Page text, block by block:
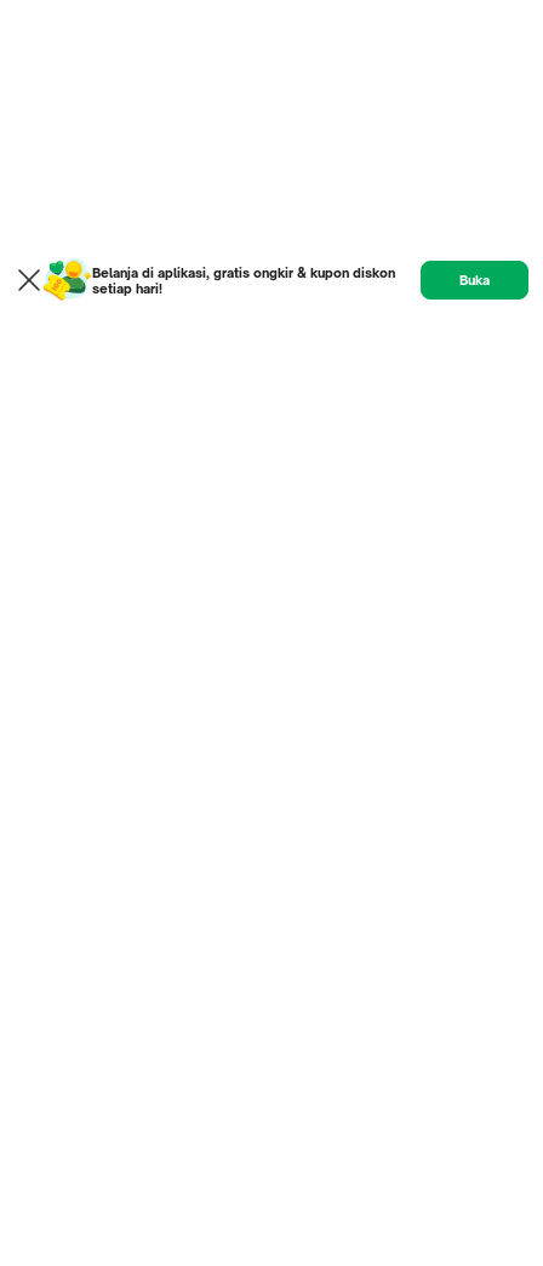
Belanja di aplikasi, gratis ongkir & kupon diskon
setiap hari!
Buka